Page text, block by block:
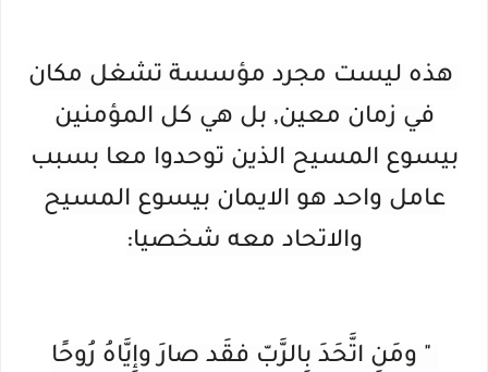
هذه ليست مجرد مؤسسة تشغل مكان
في زمان معين, بل هي كل المؤمنين
بيسوع المسيح الذين توحدوا معا بسبب
عامل واحد هو الايمان بيسوع المسيح
والاتحاد معه شخصيا:
" ومَنِ اتَّحَدَ بِالرَّبّ فقَد صارَ وإِيَّاهُ رُوحًا